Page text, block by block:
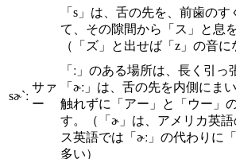
sɚ`ː
サァ
ー
「s」は、舌の先を、前歯の
て、その隙間から「ス」と息
（「ズ」と出せば「z」の音に
「ː」のある場所は、長く引っ
「ɚː」は、舌の先を内側にま
触れずに「アー」と「ウー」
す。（「ɚ」は、アメリカ英語
ス英語では「ɚː」の代わりに
多い）